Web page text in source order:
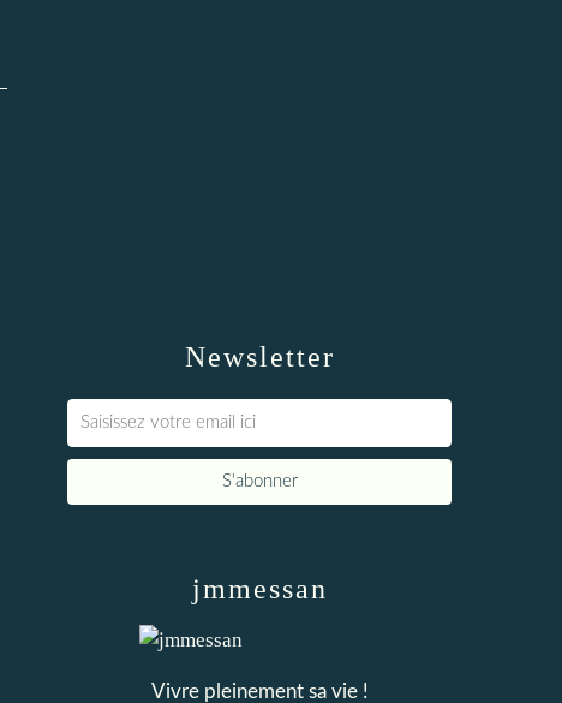
Newsletter
jmmessan
Vivre pleinement sa vie !